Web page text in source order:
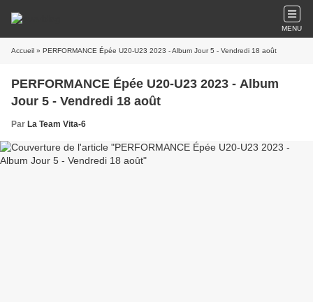
MENU
Accueil » PERFORMANCE Épée U20-U23 2023 - Album Jour 5 - Vendredi 18 août
PERFORMANCE Épée U20-U23 2023 - Album
Jour 5 - Vendredi 18 août
Par La Team Vita-6